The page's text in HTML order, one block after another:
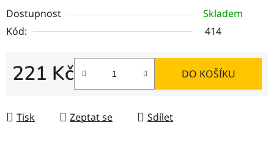
Dostupnost
Skladem
Kód:
414
221 Kč DO KOŠÍKU
Tisk Zeptat se Sdílet